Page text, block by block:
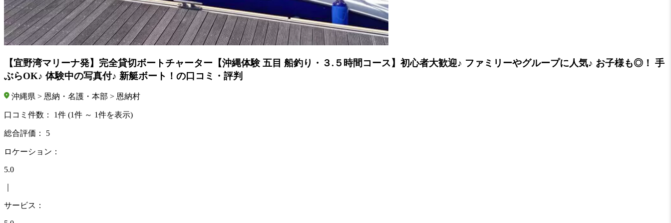
【宜野湾マリーナ発】完全貸切ボートチャーター【沖縄体験 五目 船釣り・３.５時間コース】初心者大歓迎♪ ファミリーやグループに人気♪ お子様も◎！ 手
ぶらOK♪ 体験中の写真付♪ 新艇ボート！の口コミ・評判
沖縄県 > 恩納・名護・本部 > 恩納村
口コミ件数： 1件 (1件 ～ 1件を表示)
総合評価： 5
ロケーション：
5.0
サービス：